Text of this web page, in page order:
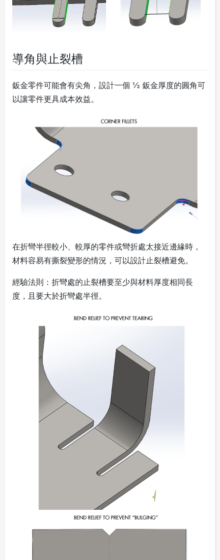
導角與止裂槽
鈑金零件可能會有尖角，設計一個 ½ 鈑金厚度的圓角可
以讓零件更具成本效益。
在折彎半徑較小、較厚的零件或彎折處太接近邊緣時，
材料容易有撕裂變形的情況，可以設計止裂槽避免。
經驗法則： 折彎處的止裂槽要至少與材料厚度相同長
度，且要大於折彎處半徑。